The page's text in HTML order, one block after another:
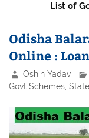
List of
Odisha
Online :
Oshin Yadav
Govt Schemes,